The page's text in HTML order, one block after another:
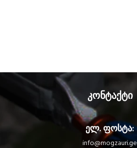
კონტაქტი
ელ. ფოსტა:
info@mogzauri.ge